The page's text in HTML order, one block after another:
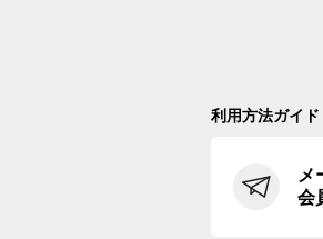
利用方法ガイド
メ
会